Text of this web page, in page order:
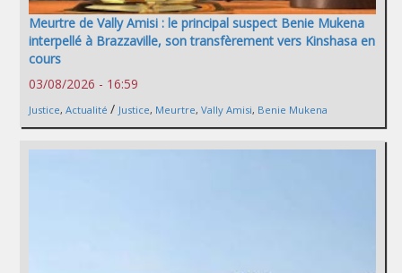
Meurtre de Vally Amisi : le principal suspect Benie Mukena
interpellé à Brazzaville, son transfèrement vers Kinshasa en
cours
03/08/2026 - 16:59
Justice, Actualité / Justice, Meurtre, Vally Amisi, Benie Mukena